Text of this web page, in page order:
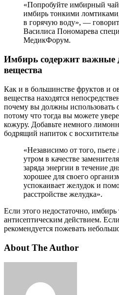
«Попробуйте имбирный чай. Для этого нарежьте
имбирь тонкими
в горячую воду», —
Василиса Пономарева
МедикФорум.
Имбирь содержит важные
вещества
Как и в большинстве фруктов и
вещества находятся
почему вы должны использовать
потому что тогда вы можете
кожуру. Добавьте немного
бодрящий напиток с
«Независимо от того, пьете ли вы имбирный чай
утром в качестве
заряда энергии в течение
хорошее для своего
успокаивает желудок и
расстройстве желудка».
Если этого недостаточно, имбирь
антисептическим действием.
рекомендуется пожевать
About The Author